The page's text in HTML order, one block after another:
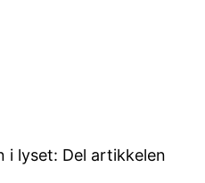
i lyset: Del artikkelen